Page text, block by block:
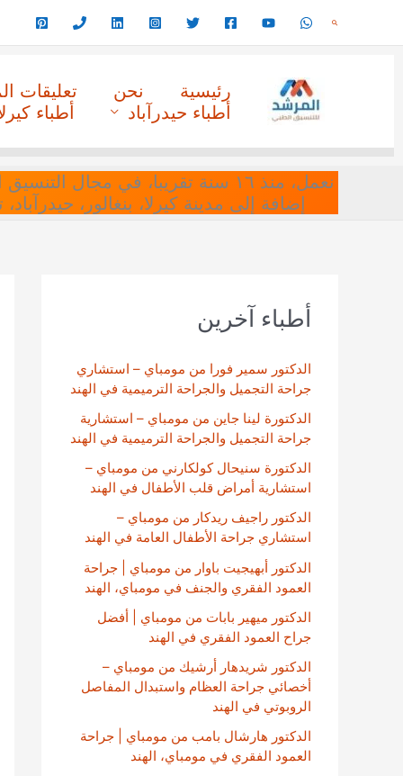
البحث
رئيسية نحن
تعليقات
أطباء حيدرآباد
أطباء
نعمل، منذ ١٦ سنة تقريبا، في
إضافة إلى مدينة كيرلا، بنغالور،
أطباء آخرين
الدكتور سمير فورا من مومباي – استشاري
جراحة التجميل والجراحة الترميمية في الهند
الدكتورة لينا جاين من مومباي – استشارية
جراحة التجميل والجراحة الترميمية في الهند
الدكتورة سنيحال كولكارني من مومباي –
استشارية أمراض قلب الأطفال في الهند
الدكتور راجيف ريدكار من مومباي –
استشاري جراحة الأطفال العامة في الهند
الدكتور أبهيجيت باوار من مومباي | جراحة
العمود الفقري والجنف في مومباي، الهند
الدكتور ميهير بابات من مومباي | أفضل
جراح العمود الفقري في الهند
الدكتور شريدهار أرشيك من مومباي –
أخصائي جراحة العظام واستبدال المفاصل
الروبوتي في الهند
الدكتور هارشال بامب من مومباي | جراحة
العمود الفقري في مومباي، الهند